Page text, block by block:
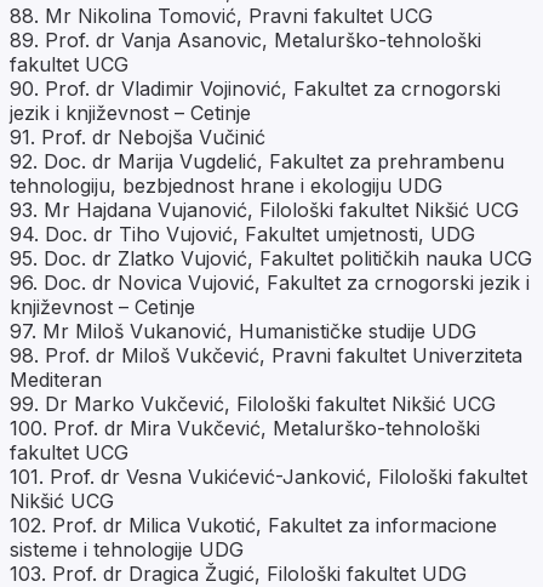
88. Mr Nikolina Tomović, Pravni fakultet UCG
89. Prof. dr Vanja Asanovic, Metalurško-tehnološki
fakultet UCG
90. Prof. dr Vladimir Vojinović, Fakultet za crnogorski
jezik i književnost – Cetinje
91. Prof. dr Nebojša Vučinić
92. Doc. dr Marija Vugdelić, Fakultet za prehrambenu
tehnologiju, bezbjednost hrane i ekologiju UDG
93. Mr Hajdana Vujanović, Filološki fakultet Nikšić UCG
94. Doc. dr Tiho Vujović, Fakultet umjetnosti, UDG
95. Doc. dr Zlatko Vujović, Fakultet političkih nauka UCG
96. Doc. dr Novica Vujović, Fakultet za crnogorski jezik i
književnost – Cetinje
97. Mr Miloš Vukanović, Humanističke studije UDG
98. Prof. dr Miloš Vukčević, Pravni fakultet Univerziteta
Mediteran
99. Dr Marko Vukčević, Filološki fakultet Nikšić UCG
100. Prof. dr Mira Vukčević, Metalurško-tehnološki
fakultet UCG
101. Prof. dr Vesna Vukićević-Janković, Filološki fakultet
Nikšić UCG
102. Prof. dr Milica Vukotić, Fakultet za informacione
sisteme i tehnologije UDG
103. Prof. dr Dragica Žugić, Filološki fakultet UDG